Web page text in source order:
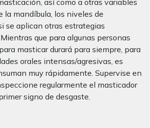
así como a otras variables
la mandíbula, los niveles de
se aplican otras estrategias
que para algunas personas
masticar durará para siempre, para
orales intensas/agresivas, es
muy rápidamente. Supervise en
regularmente el masticador
signo de desgaste.